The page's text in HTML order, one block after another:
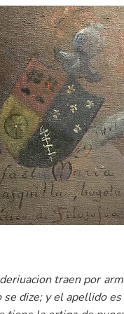
traen por
se dize; y el apellido